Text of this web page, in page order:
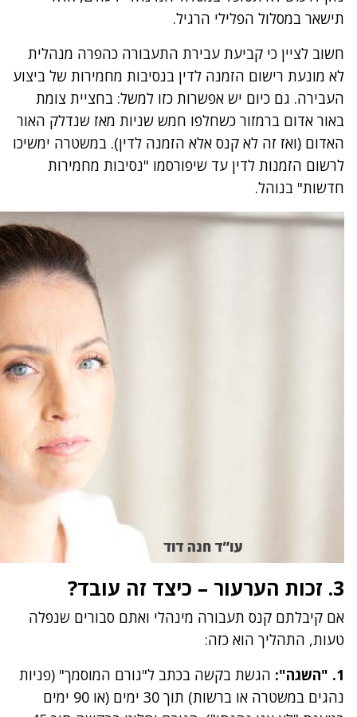
תישאר במסלול הפלילי הרגיל.
חשוב לציין כי קביעת עבירת התעבורה כהפרה מנהלית
לא מונעת רישום הזמנה לדין בנסיבות מחמירות של ביצוע
העבירה. גם כיום יש אפשרות כזו למשל: בחציית צומת
באור אדום ברמזור כשחלפו חמש שניות מאז שנדלק האור
האדום (ואז זה לא קנס אלא הזמנה לדין). במשטרה ימשיכו
לרשום הזמנות לדין עד שיפורסמו "נסיבות מחמירות
חדשות" בנוהל.
3. זכות הערעור – כיצד זה עובד?
אם קיבלתם קנס תעבורה מינהלי ואתם סבורים שנפלה
טעות, התהליך הוא כזה:
1. "השגה":
הגשת בקשה בכתב ל"גורם המוסמך" (פניות
נהגים במשטרה או ברשות) תוך 30 ימים (או 90 ימים